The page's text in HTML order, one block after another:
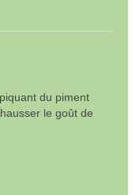
du piment
le goût de